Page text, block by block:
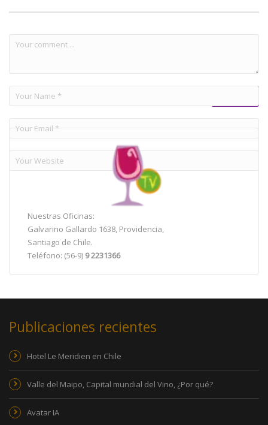
Nuestras Oficinas:
Galvarino Gallardo 1638, Providencia,
Santiago de Chile.
Teléfono: (56-9) 9 2231366
Publicaciones recientes
Hotel Le Meridien en Chile
Valle del Maipo, Capital mundial del Vino, ¿Por qué?
Avatar IA